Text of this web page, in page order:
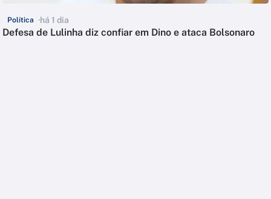
Política há 1 dia
Defesa de Lulinha diz confiar em Dino e ataca Bolsonaro